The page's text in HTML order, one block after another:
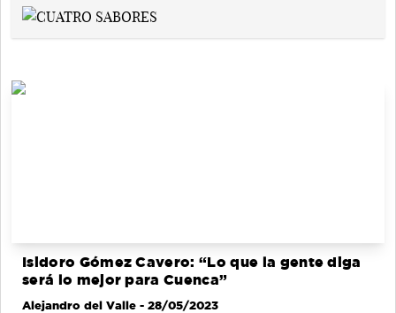
Isidoro Gómez Cavero: “Lo que la gente diga
será lo mejor para Cuenca”
Alejandro del Valle - 28/05/2023